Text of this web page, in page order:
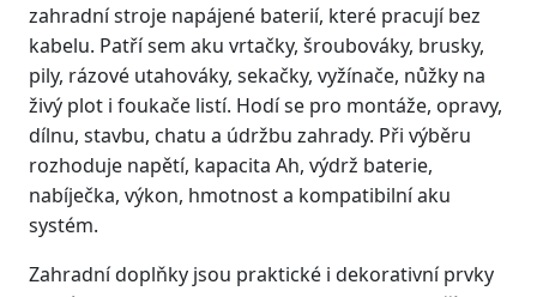
zahradní stroje napájené baterií, které pracují bez
kabelu. Patří sem aku vrtačky, šroubováky, brusky,
pily, rázové utahováky, sekačky, vyžínače, nůžky na
živý plot i foukače listí. Hodí se pro montáže, opravy,
dílnu, stavbu, chatu a údržbu zahrady. Při výběru
rozhoduje napětí, kapacita Ah, výdrž baterie,
nabíječka, výkon, hmotnost a kompatibilní aku
systém.
Zahradní doplňky jsou praktické i dekorativní prvky